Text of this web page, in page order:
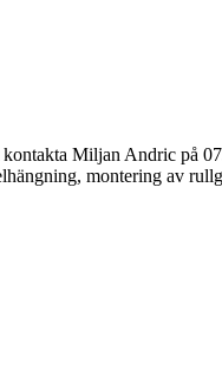
Miljan Andric på
montering av